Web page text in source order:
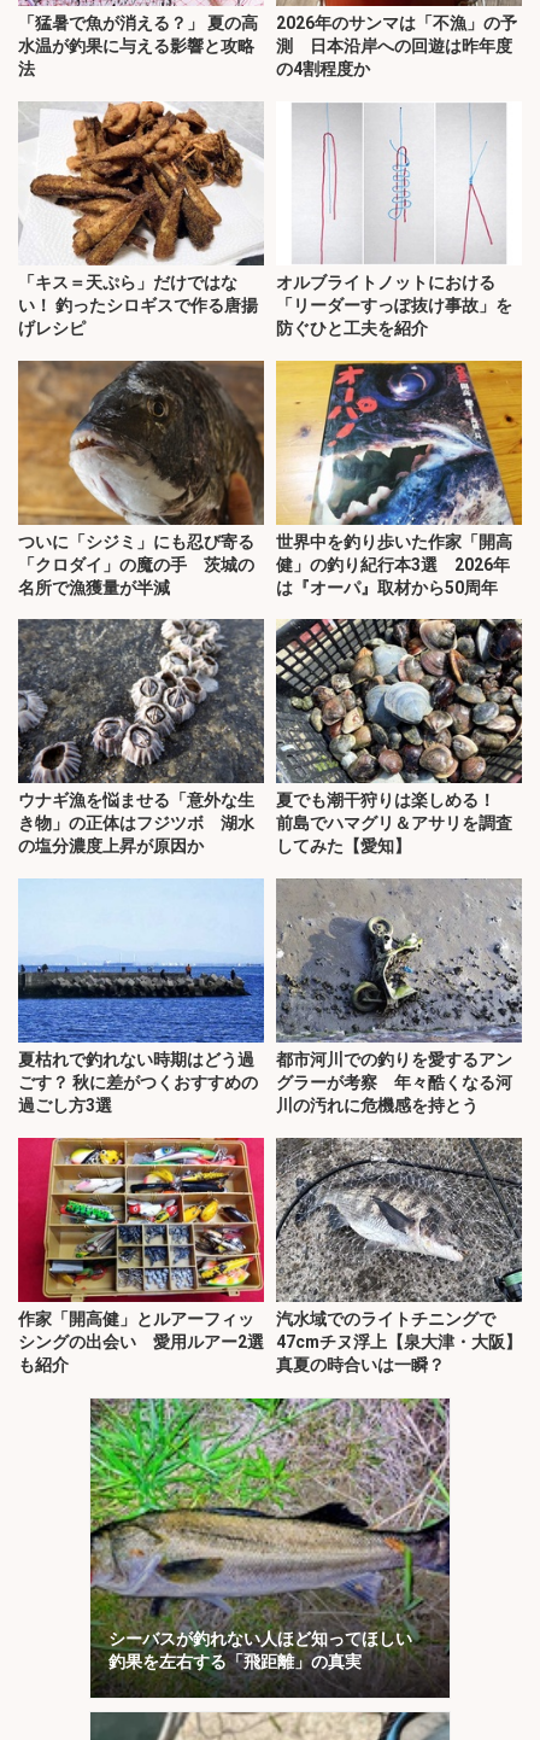
「猛暑で魚が消える？」 夏の高
水温が釣果に与える影響と攻略
法
2026年のサンマは「不漁」の予
測 日本沿岸への回遊は昨年度
の4割程度か
「キス＝天ぷら」だけではな
い！ 釣ったシロギスで作る唐揚
げレシピ
オルブライトノットにおける
「リーダーすっぽ抜け事故」を
防ぐひと工夫を紹介
ついに「シジミ」にも忍び寄る
「クロダイ」の魔の手 茨城の
名所で漁獲量が半減
世界中を釣り歩いた作家「開高
健」の釣り紀行本3選 2026年
は『オーパ』取材から50周年
ウナギ漁を悩ませる「意外な生
き物」の正体はフジツボ 湖水
の塩分濃度上昇が原因か
夏でも潮干狩りは楽しめる！
前島でハマグリ＆アサリを調査
してみた【愛知】
夏枯れで釣れない時期はどう過
ごす？ 秋に差がつくおすすめの
過ごし方3選
都市河川での釣りを愛するアン
グラーが考察 年々酷くなる河
川の汚れに危機感を持とう
作家「開高健」とルアーフィッ
シングの出会い 愛用ルアー2選
も紹介
汽水域でのライトチニングで
47cmチヌ浮上【泉大津・大阪】
真夏の時合いは一瞬？
シーバスが釣れない人ほど知ってほしい
釣果を左右する「飛距離」の真実